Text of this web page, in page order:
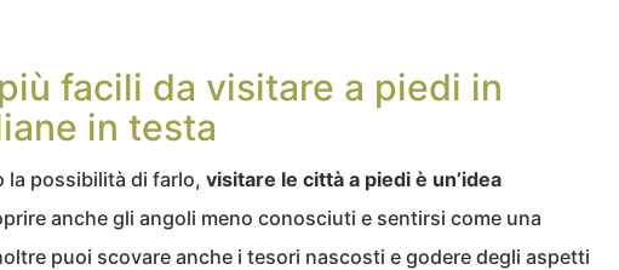
facili da visitare a piedi in
in testa
la possibilità di farlo, visitare le città a piedi è un’idea
anche gli angoli meno conosciuti e sentirsi come una
puoi scovare anche i tesori nascosti e godere degli aspetti